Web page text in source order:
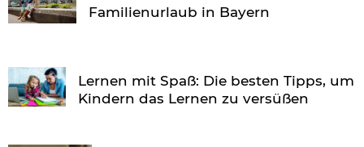
Familienurlaub in Bayern
Lernen mit Spaß: Die besten Tipps, um
Kindern das Lernen zu versüßen